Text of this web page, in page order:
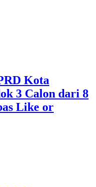
Kota
3 Calon dari 8
Like or